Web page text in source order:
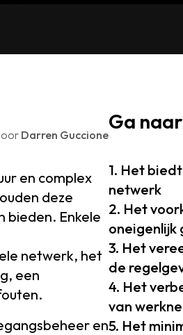
Darren Guccione
en complex
deze
bieden. Enkele
netwerk, het
een
en
Ga
1. Het
netwerk
2. Het
oneigenlijk
3. Het
de
4. Het
van
5. Het